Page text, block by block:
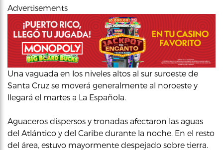
Advertisements
Una vaguada en los niveles altos al sur suroeste de
Santa Cruz se moverá generalmente al noroeste y
llegará el martes a La Española.
Aguaceros dispersos y tronadas afectaron las aguas
del Atlántico y del Caribe durante la noche. En el resto
del área, estuvo mayormente despejado sobre tierra.